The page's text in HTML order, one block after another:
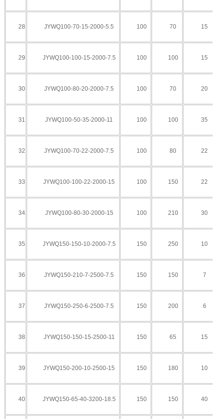
28 JYWQ100-70-15-2000-5.5 100 70 15
29 JYWQ100-100-15-2000-7.5 100 100 15
30 JYWQ100-80-20-2000-7.5 100 70 20
31 JYWQ100-50-35-2000-11 100 100 35
32 JYWQ100-70-22-2000-7.5 100 80 22
33 JYWQ100-100-22-2000-15 100 150 22
34 JYWQ100-80-30-2000-15 100 210 30
35 JYWQ150-150-10-2000-7.5 150 250 10
36 JYWQ150-210-7-2500-7.5 150 150 7
37 JYWQ150-250-6-2500-7.5 150 200 6
38 JYWQ150-150-15-2500-11 150 65 15
39 JYWQ150-200-10-2500-15 150 180 10
40 JYWQ150-65-40-3200-18.5 150 150 40